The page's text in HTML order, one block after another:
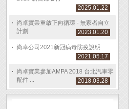
2025.01.22
尚卓實業重啟正向循環 - 無家者自立
計劃
2023.01.20
尚卓公司2021新冠病毒防疫說明
2021.05.17
尚卓實業參加AMPA 2018 台北汽車零
配件 ...
2018.03.28